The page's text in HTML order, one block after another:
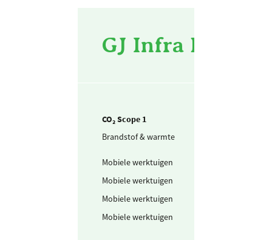
GJ Infra BV -
CO₂ Scope 1
Brandstof & warmte
Mobiele werktuigen
Mobiele werktuigen
Mobiele werktuigen
Mobiele werktuigen